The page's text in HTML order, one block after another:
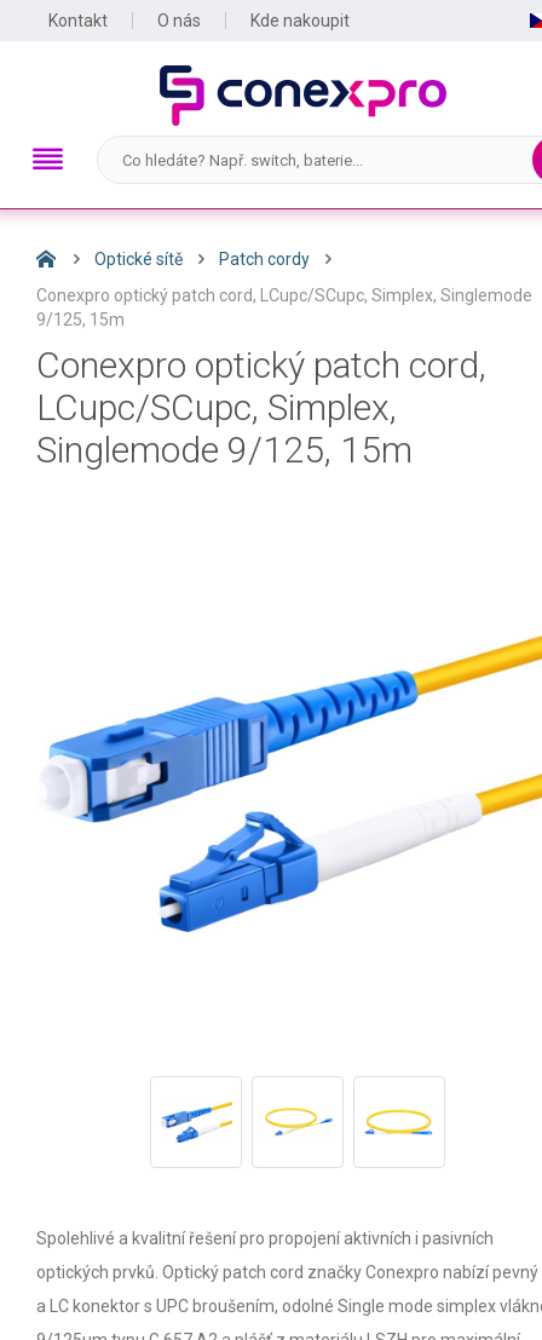
Kontakt O nás Kde nakoupit
Optické sítě
Patch cordy
Conexpro optický patch cord, LCupc/SCupc, Simplex, Singlemode
9/125, 15m
Conexpro optický patch cord,
LCupc/SCupc, Simplex,
Singlemode 9/125, 15m
Spolehlivé a kvalitní řešení pro propojení aktivních i pasivních
optických prvků. Optický patch cord značky Conexpro nabízí pevný
a LC konektor s UPC broušením, odolné Single mode simplex